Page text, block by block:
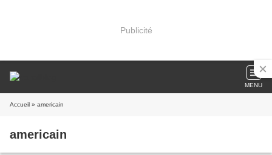
Publicité
MENU
Accueil » americain
americain